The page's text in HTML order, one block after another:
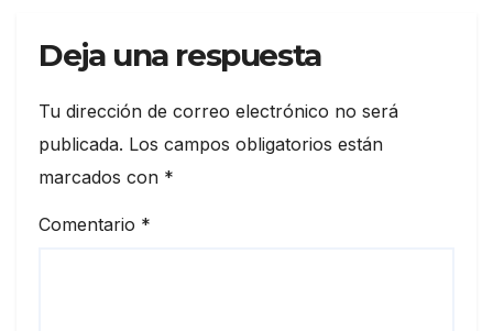
Deja una respuesta
Tu dirección de correo electrónico no será
publicada. Los campos obligatorios están
marcados con *
Comentario *